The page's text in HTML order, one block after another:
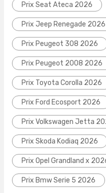
Prix Seat Ateca 2026
Prix Jeep Renegade 2026
Prix Peugeot 308 2026
Prix Peugeot 2008 2026
Prix Toyota Corolla 2026
Prix Ford Ecosport 2026
Prix Volkswagen Jetta
Prix Skoda Kodiaq 2026
Prix Opel Grandland x
Prix Bmw Serie 5 2026